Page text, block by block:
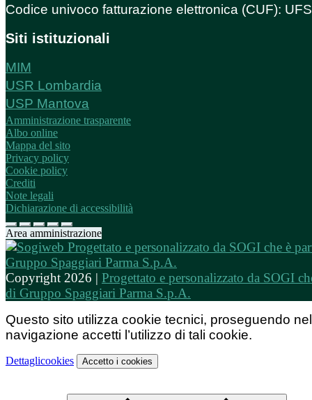
Codice univoco fatturazione elettronica (CUF):
Siti istituzionali
MIM
USR Lombardia
USP Mantova
Amministrazione trasparente
Albo online
Mappa del sito
Privacy policy
Cookie policy
Crediti
Note legali
Dichiarazione di accessibilità
Area amministrazione
Copyright 2026 | Progettato e personalizzato da SOGI
di Gruppo Spaggiari Parma S.p.A.
Questo sito utilizza cookie tecnici, proseguendo
navigazione accetti l’utilizzo di tali cookie.
Dettaglicookies Accetto i cookies